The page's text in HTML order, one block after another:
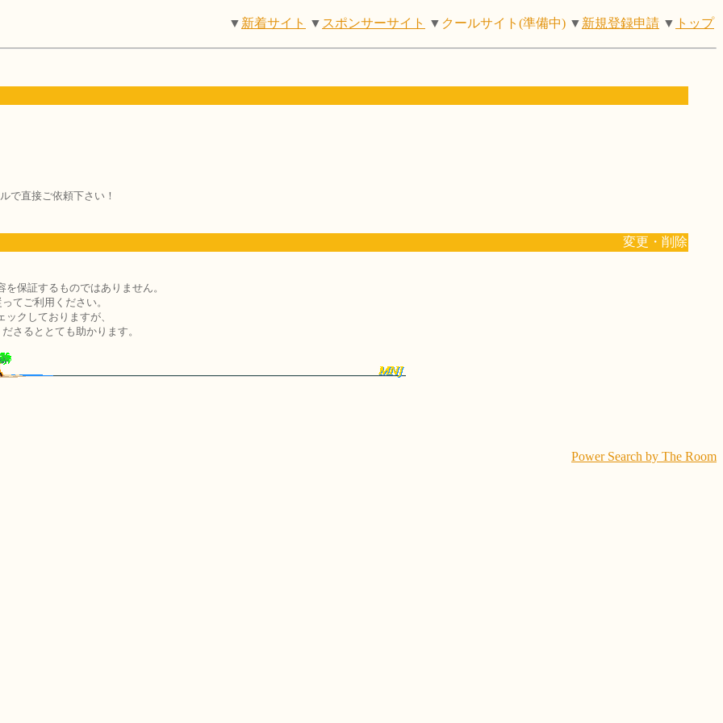
▼ 新着サイト ▼ スポンサーサイト ▼ クールサイト(準備中) ▼ 新規登録申請 ▼ トップ
で直接ご依頼下さい！
変更・削除
保証するものではありません。
てご利用ください。
クしておりますが、
さるととても助かります。
Power Search by The Room